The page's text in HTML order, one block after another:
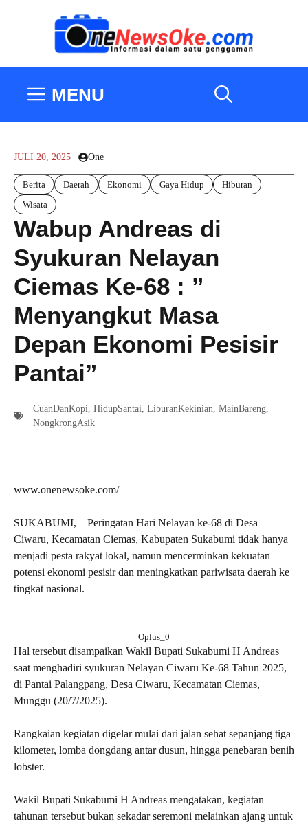
MENU
JULI 20, 2025 One
Berita Daerah Ekonomi Gaya Hidup
Hiburan
Wisata
Wabup Andreas di
Syukuran Nelayan
Ciemas Ke-68 : ”
Menyangkut Masa
Depan Ekonomi Pesisir
Pantai”
CuanDanKopi, HidupSantai, LiburanKekinian, MainBareng,
NongkrongAsik
www.onenewsoke.com/
SUKABUMI, – Peringatan Hari Nelayan ke-68 di Desa
Ciwaru, Kecamatan Ciemas, Kabupaten Sukabumi tidak hanya
menjadi pesta rakyat lokal, namun mencerminkan kekuatan
potensi ekonomi pesisir dan meningkatkan pariwisata daerah ke
tingkat nasional.
Oplus_0
Hal tersebut disampaikan Wakil Bupati Sukabumi H Andreas
saat menghadiri syukuran Nelayan Ciwaru Ke-68 Tahun 2025,
di Pantai Palangpang, Desa Ciwaru, Kecamatan Ciemas,
Munggu (20/7/2025).
Rangkaian kegiatan digelar mulai dari jalan sehat sepanjang tiga
kilometer, lomba dongdang antar dusun, hingga penebaran benih
lobster.
Wakil Bupati Sukabumi H Andreas mengatakan, kegiatan
tahunan tersebut bukan sekadar seremoni melainkan ajang untuk